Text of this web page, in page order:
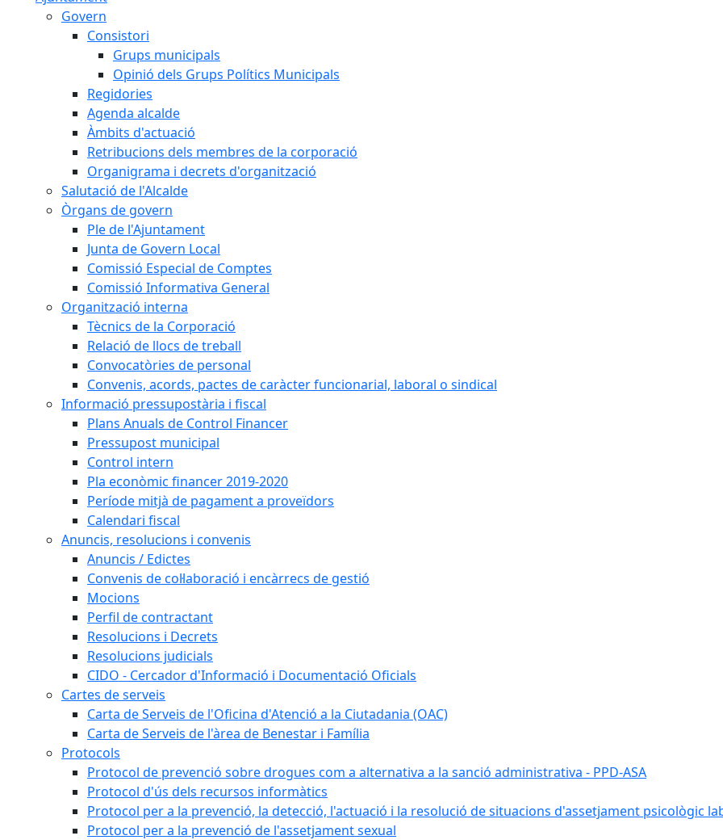
Govern
Consistori
Grups municipals
Opinió dels Grups Polítics Municipals
Regidories
Agenda alcalde
Àmbits d'actuació
Retribucions dels membres de la corporació
Organigrama i decrets d'organització
Salutació de l'Alcalde
Òrgans de govern
Ple de l'Ajuntament
Junta de Govern Local
Comissió Especial de Comptes
Comissió Informativa General
Organització interna
Tècnics de la Corporació
Relació de llocs de treball
Convocatòries de personal
Convenis, acords, pactes de caràcter funcionarial, laboral o sindical
Informació pressupostària i fiscal
Plans Anuals de Control Financer
Pressupost municipal
Control intern
Pla econòmic financer 2019-2020
Període mitjà de pagament a proveïdors
Calendari fiscal
Anuncis, resolucions i convenis
Anuncis / Edictes
Convenis de col·laboració i encàrrecs de gestió
Mocions
Perfil de contractant
Resolucions i Decrets
Resolucions judicials
CIDO - Cercador d'Informació i Documentació Oficials
Cartes de serveis
Carta de Serveis de l'Oficina d'Atenció a la Ciutadania (OAC)
Carta de Serveis de l'àrea de Benestar i Família
Protocols
Protocol de prevenció sobre drogues com a alternativa a la sanció administrativa - PPD-ASA
Protocol d'ús dels recursos informàtics
Protocol per a la prevenció, la detecció, l'actuació i la resolució de situacions d'assetjament psicològic
Protocol per a la prevenció de l'assetjament sexual